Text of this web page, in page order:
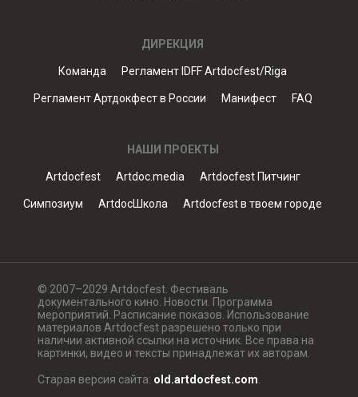
ДИРЕКЦИЯ
Команда Регламент IDFF Artdocfest/Riga
Регламент Артдокфест в России Манифест FAQ
НАШИ ПРОЕКТЫ
Artdocfest Artdoc.media Artdocfest Питчинг
Симпозиум ArtdocШкола Artdocfest в твоем городе
© 2007–2029 Artdocfest. Фестиваль
документального кино. Новости. Программа
мероприятий. Расписание показов. Использование
материалов Artdocfest разрешено только при
наличии активной ссылки на источник. Все права на
картинки, видео и тексты принадлежат их авторам.
Старая версия сайта: old.artdocfest.com